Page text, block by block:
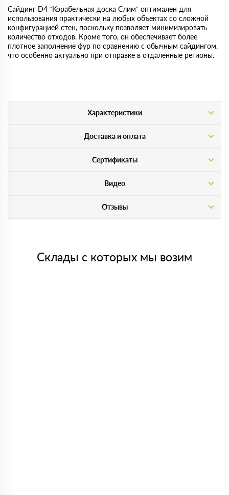
Сайдинг D4 “Корабельная доска Слим” оптимален для
использования практически на любых объектах со сложной
конфигурацией стен, поскольку позволяет минимизировать
количество отходов. Кроме того, он обеспечивает более
плотное заполнение фур по сравнению с обычным сайдингом,
что особенно актуально при отправке в отдаленные регионы.
Характеристики
Доставка и оплата
Сертификаты
Видео
Отзывы
Склады с которых мы возим